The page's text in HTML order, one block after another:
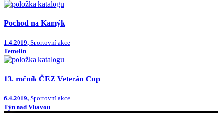
Pochod na Kamýk
1.4.2019, Sportovní akce
Temelín
13. ročník ČEZ Veterán Cup
6.4.2019, Sportovní akce
Týn nad Vltavou